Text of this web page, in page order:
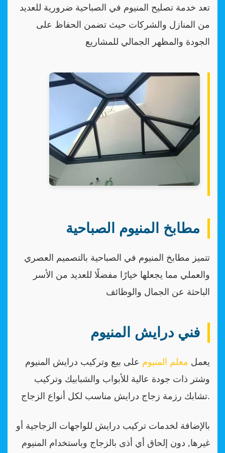
تعد خدمة تصليح المنيوم في الصباحية ضرورية للعديد
من المنازل والشركات حيث تضمن الحفاظ على
الجودة والمظهر الجمالي للمشاريع
مطابخ المنيوم الصباحية
تتميز مطابخ المنيوم في الصباحية بالتصميم العصري
والعملي مما يجعلها خيارًا مفضلًا للعديد من الأسر
الباحثة عن الجمال والوظائف
فني درايش المنيوم
يعمل معلم المنيوم على بيع وتركيب درايش المنيوم
وشتر ذات جودة عالية للأبواب والشبابيك وتركيب
تشابك رزمة زجاج درايش مناسب لكل أنواع الزجاج.
بالإضافة لخدمات تركيب درايش للواجهات الزجاجية أو
غيرها, دون إلحاق أي أذى بالزجاج وباستخدام المنيوم